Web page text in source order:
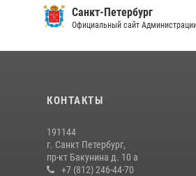
Санкт-Петербург
Официальный сайт
КОНТАКТЫ
191144
г. Санкт Петербург,
пр-кт Бакунина д. 10 а
+7 (812) 246-44-70